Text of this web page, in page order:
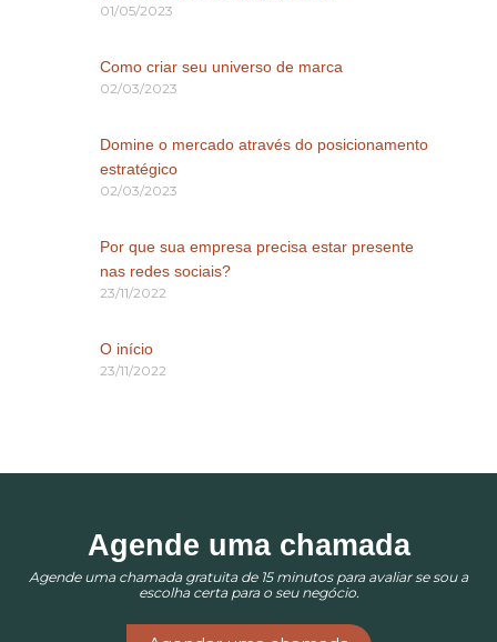
01/05/2023
Como criar seu universo de marca
02/03/2023
Domine o mercado através do posicionamento
estratégico
02/03/2023
Por que sua empresa precisa estar presente
nas redes sociais?
23/11/2022
O início
23/11/2022
Agende uma chamada
Agende uma chamada gratuita de 15 minutos para avaliar se sou a
escolha certa para o seu negócio.